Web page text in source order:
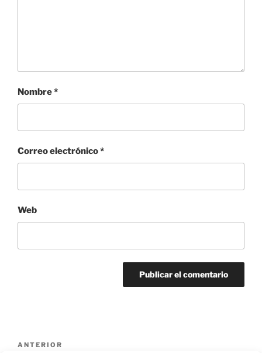
Nombre*
Correo electrónico*
Web
Navegación
Entrada
ANTERIOR